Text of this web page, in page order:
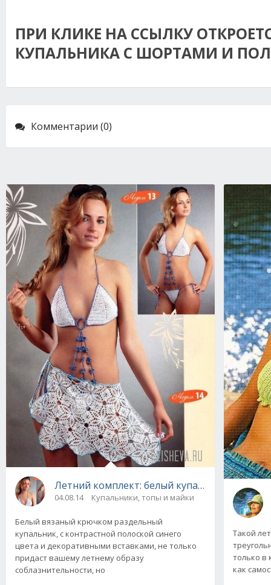
ПРИ КЛИКЕ НА ССЫЛКУ
КУПАЛЬНИКА С ШОРТАМИ И
Комментарии (0)
Летний комплект: белый купальник и
04.08.14 Купальники, топы и майки
Белый вязаный крючком раздельный
купальник, с контрастной полоской синего
цвета и декоративными вставками, не только
придаст вашему летнему образу
соблазнительности, но
Такой
только в
как